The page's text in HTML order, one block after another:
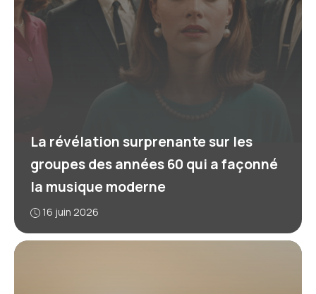
La révélation surprenante sur les
groupes des années 60 qui a façonné
la musique moderne
16 juin 2026